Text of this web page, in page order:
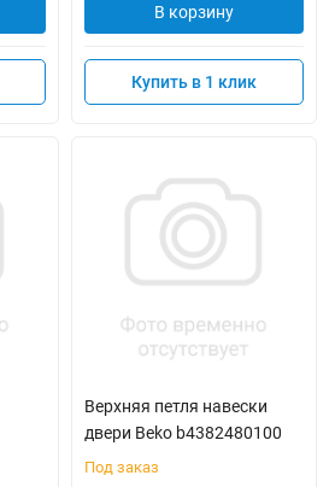
В корзину
Купить в 1 клик
Верхняя петля навески
двери Beko b4382480100
Под заказ